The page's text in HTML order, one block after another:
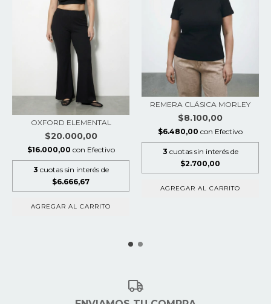
OXFORD ELEMENTAL
$20.000,00
$16.000,00 con Efectivo
3 cuotas sin interés de
$6.666,67
AGREGAR AL CARRITO
REMERA CLÁSICA MORLEY
$8.100,00
$6.480,00 con Efectivo
3 cuotas sin interés de
$2.700,00
AGREGAR AL CARRITO